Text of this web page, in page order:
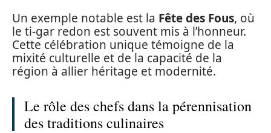
Un exemple notable est la Fête des Fous, où
le ti-gar redon est souvent mis à l’honneur.
Cette célébration unique témoigne de la
mixité culturelle et de la capacité de la
région à allier héritage et modernité.
Le rôle des chefs dans la pérennisation
des traditions culinaires